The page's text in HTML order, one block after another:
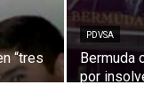
“tres
PDVSA
Bermuda
por